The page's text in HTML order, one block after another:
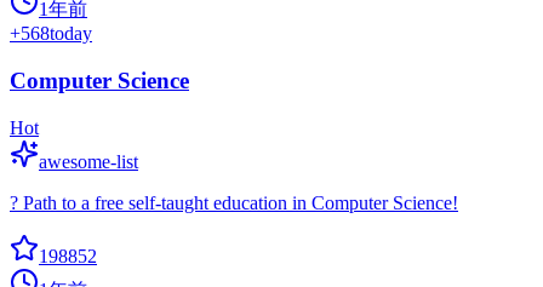
1年前
+568today
Computer Science
Hot
awesome-list
? Path to a free self-taught education in Computer Science!
198852